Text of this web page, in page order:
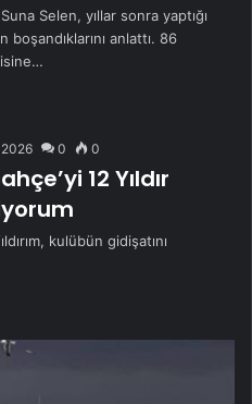
Selen, yıllar sonra yaptığı
anlattı. 86
0 0
12 Yıldır
kulübün gidişatını